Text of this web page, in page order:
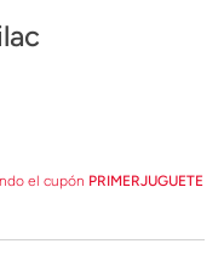
el cupón PRIMERJUGUETE